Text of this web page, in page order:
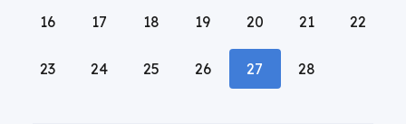
16 17 18 19 20 21 22
23 24 25 26
Pokaż
listę
27
2026
28